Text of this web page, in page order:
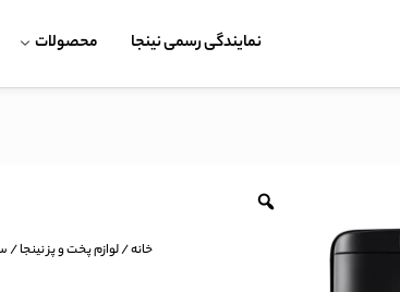
نمایندگی رسمی نینجا محصولات
خانه/لوازم پخت و پز نینجا/